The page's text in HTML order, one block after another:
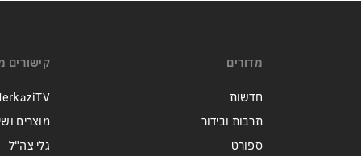
מדורים
חדשות
תרבות ובידור
ספורט
קישורים
מוצרים
גלי צה"ל